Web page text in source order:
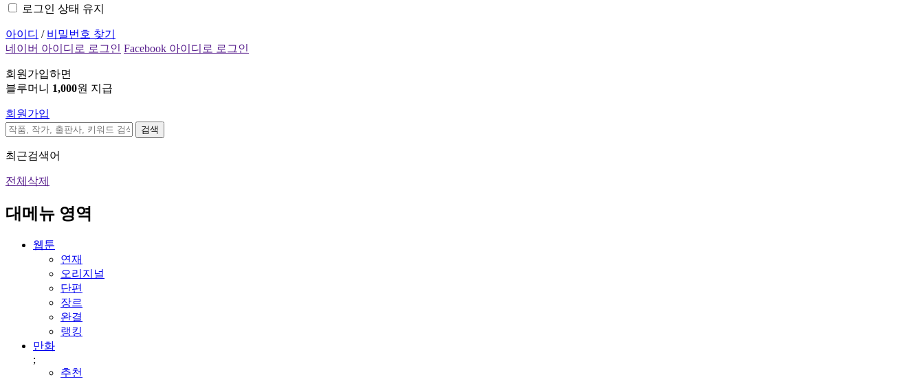
로그인 상태 유지
아이디 / 비밀번호 찾기
네이버 아이디로 로그인 Facebook 아이디로 로그인
회원가입하면
블루머니 1,000원 지급
회원가입
검색
최근검색어
전체삭제
대메뉴 영역
웹툰
연재
오리지널
단편
장르
완결
랭킹
만화
;
추천